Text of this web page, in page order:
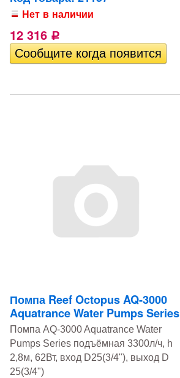
Нет в наличии
12 316 Р
Помпа Reef Octopus AQ-3000
Aquatrance Water Pumps Series
Помпа AQ-3000 Aquatrance Water
Pumps Series подъёмная 3300л/ч, h
2,8м, 62Вт, вход D25(3/4"), выход D
25(3/4")